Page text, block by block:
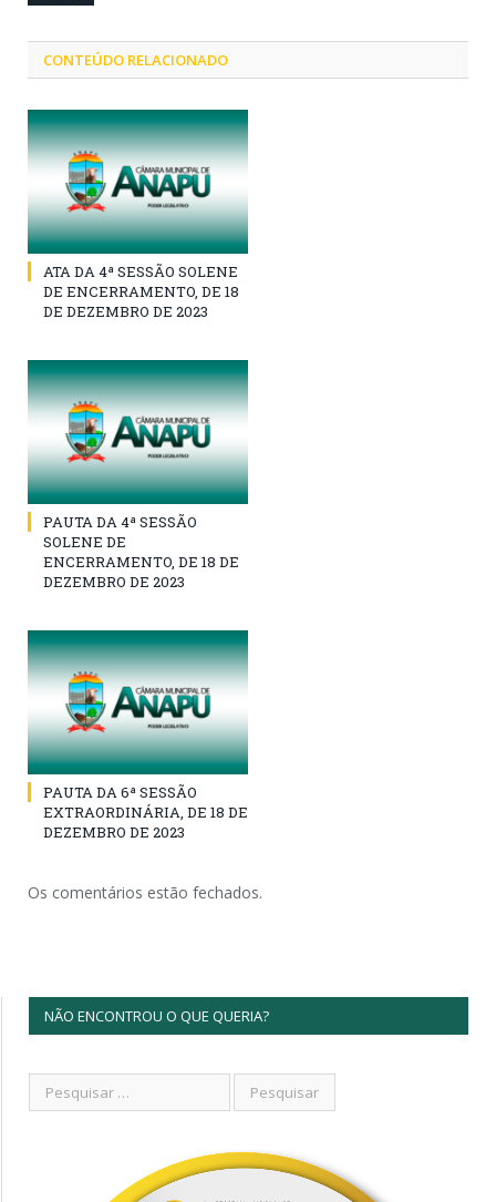
CONTEÚDO RELACIONADO
ATA DA 4ª SESSÃO SOLENE
DE ENCERRAMENTO, DE 18
DE DEZEMBRO DE 2023
PAUTA DA 4ª SESSÃO
SOLENE DE
ENCERRAMENTO, DE 18 DE
DEZEMBRO DE 2023
PAUTA DA 6ª SESSÃO
EXTRAORDINÁRIA, DE 18 DE
DEZEMBRO DE 2023
Os comentários estão fechados.
NÃO ENCONTROU O QUE QUERIA?